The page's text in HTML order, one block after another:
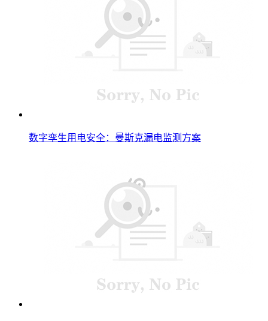
数字孪生用电安全：曼斯克漏电监测方案